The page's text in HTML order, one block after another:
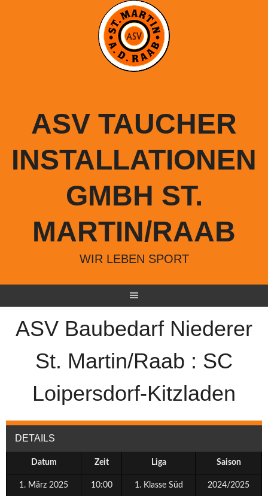
ASV TAUCHER
INSTALLATIONEN
GMBH ST.
MARTIN/RAAB
WIR LEBEN SPORT
ASV Baubedarf Niederer
St. Martin/Raab : SC
Loipersdorf-Kitzladen
DETAILS
Datum Zeit Liga Saison
1. März 2025 10:00 1. Klasse Süd 2024/2025